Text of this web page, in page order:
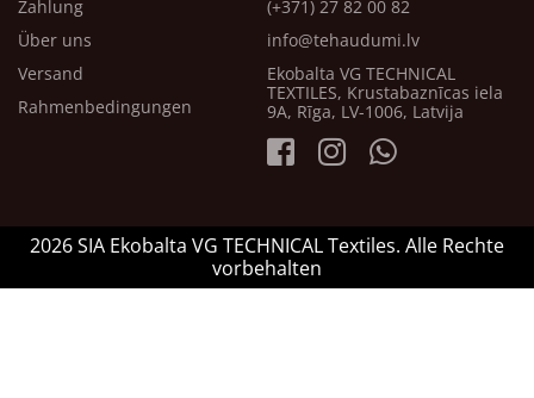
Zahlung
Über uns
Versand
Rahmenbedingungen
(+371) 27 82 00 82
info@tehaudumi.lv
Ekobalta VG TECHNICAL
TEXTILES, Krustabaznīcas iela
9A, Rīga, LV-1006, Latvija
2026 SIA Ekobalta VG TECHNICAL Textiles. Alle Rechte
vorbehalten